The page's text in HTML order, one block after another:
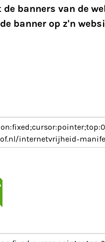
banners van de
banner op z'n